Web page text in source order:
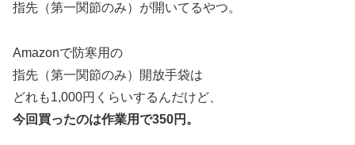
指先（第一関節のみ）が開いてるやつ。
Amazonで防寒用の
指先（第一関節のみ）開放手袋は
どれも1,000円くらいするんだけど、
今回買ったのは作業用で350円。